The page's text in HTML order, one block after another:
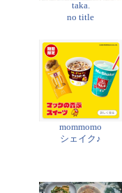
taka.
no title
mommomo
シェイク♪